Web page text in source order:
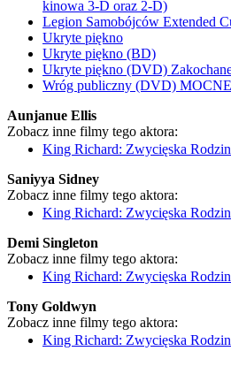
kinowa 3-D oraz 2-D)
Legion Samobójców Extended
Ukryte piękno
Ukryte piękno (BD)
Ukryte piękno (DVD)
Wróg publiczny (DVD)
Aunjanue Ellis
Zobacz inne filmy tego aktora:
King Richard: Zwycięska
Saniyya Sidney
Zobacz inne filmy tego aktora:
King Richard: Zwycięska
Demi Singleton
Zobacz inne filmy tego aktora:
King Richard: Zwycięska
Tony Goldwyn
Zobacz inne filmy tego aktora:
King Richard: Zwycięska